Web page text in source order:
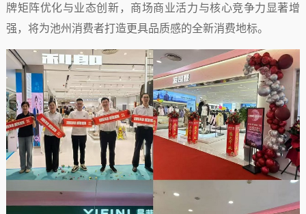
牌矩阵优化与业态创新，商场商业活力与核心竞争力显著增
强，将为池州消费者打造更具品质感的全新消费地标。